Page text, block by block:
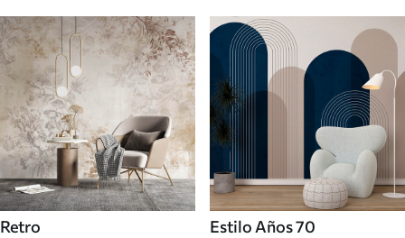
Retro Estilo Años 70